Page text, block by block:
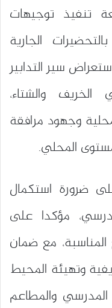
تنفيذ توجيهات
الجارية
سير التدابير
الخريف والشتاء،
وجهود مرافقة
المحلي.
على ضرورة استكمال
مؤكدا على
المناسبة، مع ضمان
وتهيئة المحيط
المدرسي والمطاعم